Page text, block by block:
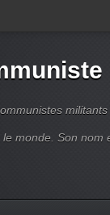
monde. Son nom